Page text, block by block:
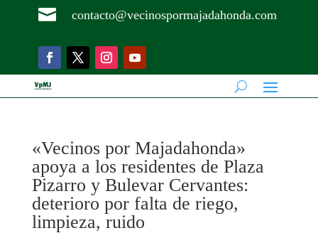
 contacto@vecinospormajadahonda.com
«Vecinos por Majadahonda»
apoya a los residentes de Plaza
Pizarro y Bulevar Cervantes:
deterioro por falta de riego,
limpieza, ruido